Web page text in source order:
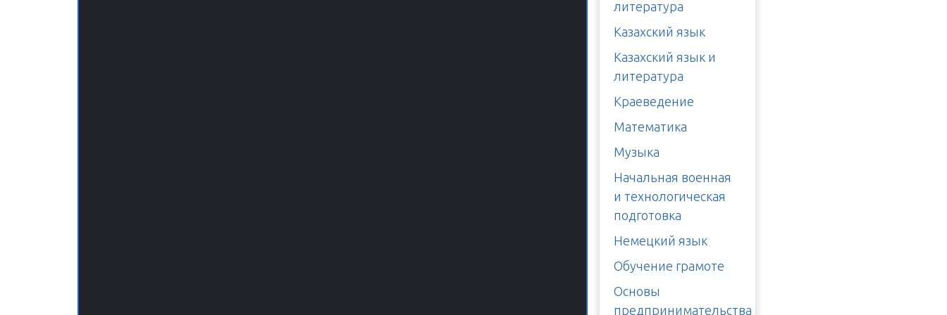
литература
Казахский язык
Казахский язык и
литература
Краеведение
Математика
Музыка
Начальная военная
и технологическая
подготовка
Немецкий язык
Обучение грамоте
Основы
предпринимательства